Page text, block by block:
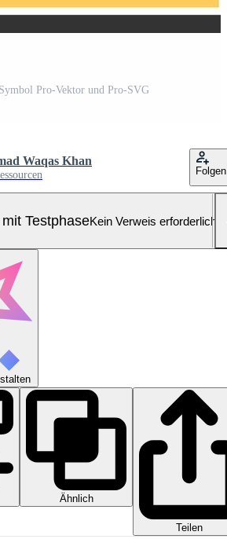
Pro-Vektor und Pro-SVG
Waqas Khan
Folgen
TestphaseKein Verweis erforderlich
Ähnlich
Teilen